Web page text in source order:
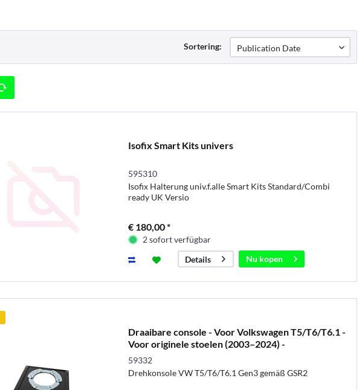
Sortering:
Isofix Smart Kits univers
595310
Isofix Halterung univ.f.alle Smart Kits Standard/Combi
ready UK Versio
€ 180,00 *
2 sofort verfügbar
Details
Nu kopen
Draaibare console - Voor Volkswagen T5/T6/T6.1 -
Voor originele stoelen (2003–2024) -
Bestuurders-/p
59332
Drehkonsole VW T5/T6/T6.1 Gen3 gemäß GSR2